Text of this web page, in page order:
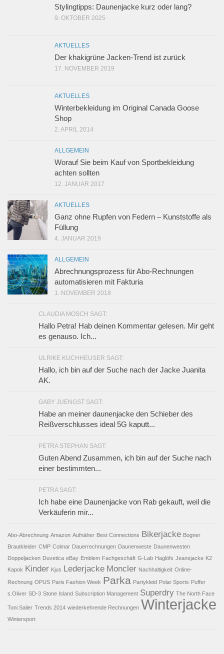
Stylingtipps: Daunenjacke kurz oder lang?
9. OKTOBER 2025
AKTUELLES
Der khakigrüne Jacken-Trend ist zurück
17. NOVEMBER 2019
AKTUELLES
Winterbekleidung im Original Canada Goose
Shop
2. APRIL 2014
ALLGEMEIN
Worauf Sie beim Kauf von Sportbekleidung
achten sollten
12. JANUAR 2017
AKTUELLES
Ganz ohne Rupfen von Federn – Kunststoffe als
Füllung
4. JANUAR 2019
ALLGEMEIN
Abrechnungsprozess für Abo-Rechnungen
automatisieren mit Fakturia
1. NOVEMBER 2018
CLAUDIA MOSCH SAGT:
Hallo Petra! Hab deinen Kommentar gelesen. Mir geht
es genauso. Ich...
ULRIKE KUCHHEUSER SAGT:
Hallo, ich bin auf der Suche nach der Jacke Juanita
AK.
GABY JUENGST SAGT:
Habe an meiner daunenjacke den Schieber des
Reißverschlusses ideal 5G kaputt...
PETRA STEPHAN SAGT:
Guten Abend Zusammen, ich bin auf der Suche nach
einer bestimmten...
PETRA SAGT:
Ich habe eine Daunenjacke von Rab gekauft, weil die
Verkäuferin mir...
Abo-Abrechnung Amazon Aufnäher Best Connections Bikerjacke Bogner
Brautkleider CMP Colmar Dauerrechnungen Daunenweste Daunenwesten
Doppeljacken Duvetica eBay Emblem Fachgeschäft G-Lab Haglöfs Jeansjacke K2
Kapok Kinder Kjus Lederjacke Moncler Nachhaltigkeit Online-
Rechnung OPUS Paris Fashion Week Parka Partykleid Polar Sports Puffer
s.Oliver SD-3 Stone Island Subscription Management Superdry The North Face
Toni Sailer Trends 2014 wiederkehrende Rechnungen Winterjacke
Wintersport